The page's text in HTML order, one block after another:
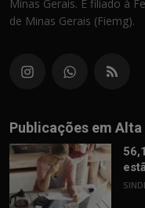
Minas Gerais. É filiado à
de Minas Gerais (Fiemg).
Publicações em Alta